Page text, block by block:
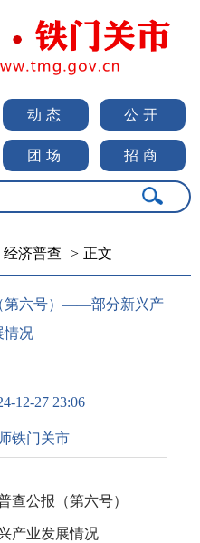
动态 公开
团场 招商
经济普查 > 正文
第六号）——部分新兴产
情况
12-27 23:06
铁门关市
查公报（第六号）
产业发展情况